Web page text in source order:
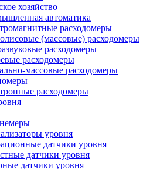
хозяйство
автоматика
расходомеры
(массовые) расходомеры
расходомеры
расходомеры
массовые расходомеры
расходомеры
уровня
датчики уровня
датчики уровня
датчики уровня